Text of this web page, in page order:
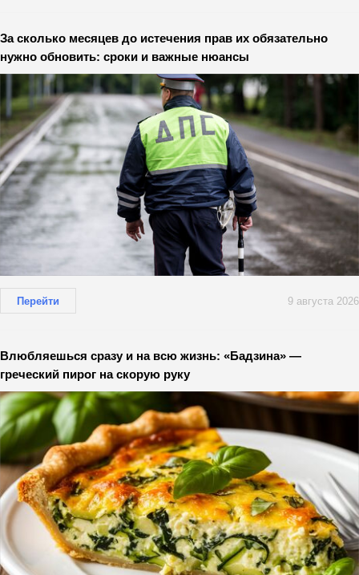
За сколько месяцев до истечения прав их обязательно
нужно обновить: сроки и важные нюансы
Перейти 9 августа 2026
Влюбляешься сразу и на всю жизнь: «Бадзина» —
греческий пирог на скорую руку